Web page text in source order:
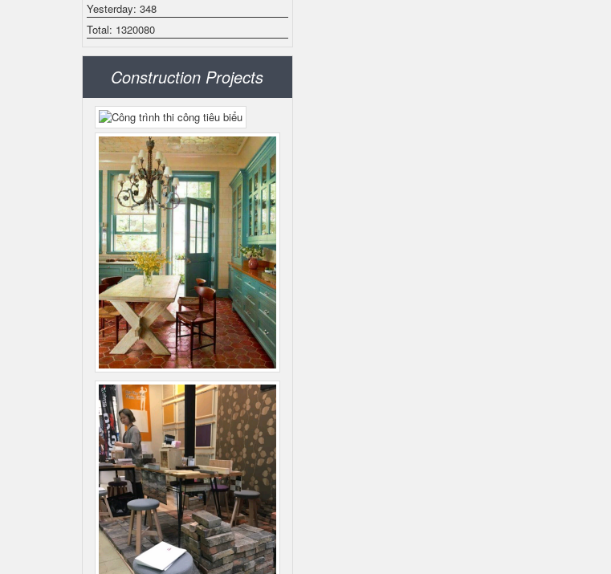
Yesterday: 348
Total: 1320080
Construction Projects